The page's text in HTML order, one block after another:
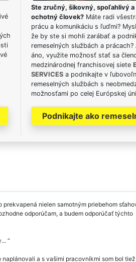
Ste zručný, šikovný, spoľahlivý a
ochotný človek? Máte radi
prácu a komunikáciu s ľuďmi?
že by ste si mohli zarábať a
remeselných službách a prácach?
áno, využite možnosť stať sa
medzinárodnej franchisovej siete
SERVICES a podnikajte v
remeselných službách s
možnosťami po celej Európskej
Podnikajte ako
nielen samotným priebehom
odporúčam, a budem odporúčať týchto
a s vašimi pracovníkmi som bol